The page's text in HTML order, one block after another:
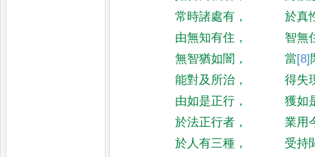
常時諸處有 ，
於真
由無知有住 ，
智無
無智猶如闇 ， 當[8]
能對及所治 ，
得失
由如是正行 ，
獲如
於法正行者 ，
業用
於人有三種 ，
受持